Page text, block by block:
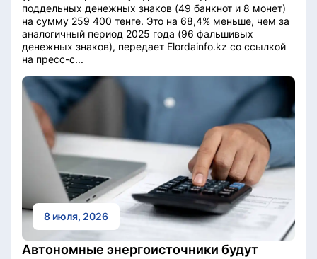
поддельных денежных знаков (49 банкнот и 8 монет)
на сумму 259 400 тенге. Это на 68,4% меньше, чем за
аналогичный период 2025 года (96 фальшивых
денежных знаков), передает Elordainfo.kz со ссылкой
на пресс-с...
8 июля, 2026
Автономные энергоисточники будут